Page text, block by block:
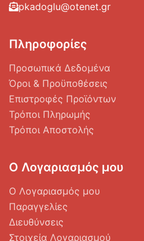
pkadoglu@otenet.gr
Πληροφορίες
Προσωπικά Δεδομένα
Όροι & Προϋποθέσεις
Επιστροφές Προϊόντων
Τρόποι Πληρωμής
Τρόποι Αποστολής
Ο Λογαριασμός μου
Ο Λογαριασμός μου
Παραγγελίες
Διευθύνσεις
Στοιχεία Λογαριασμού